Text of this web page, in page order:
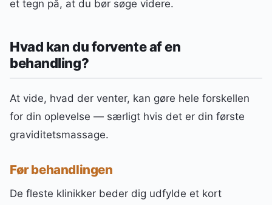
et tegn på, at du bør søge videre.
Hvad kan du forvente af en
behandling?
At vide, hvad der venter, kan gøre hele forskellen
for din oplevelse — særligt hvis det er din første
graviditetsmassage.
Før behandlingen
De fleste klinikker beder dig udfylde et kort